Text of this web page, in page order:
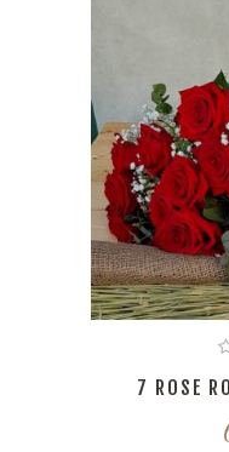
7 ROSE